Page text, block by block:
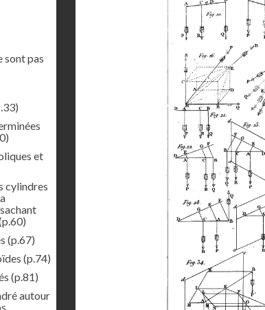
sont pas
et
cylindres
(p.67)
(p.74)
(p.81)
autour